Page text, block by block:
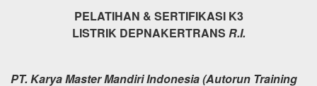
PELATIHAN & SERTIFIKASI K3
LISTRIK DEPNAKERTRANS R.I.
PT. Karya Master Mandiri Indonesia (Autorun Training